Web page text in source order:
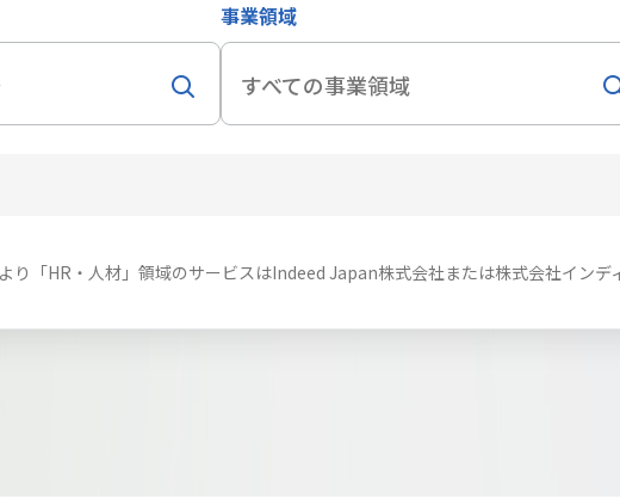
事業領域
り「HR・人材」領域のサービスはIndeed Japan株式会社または株式会社インデ